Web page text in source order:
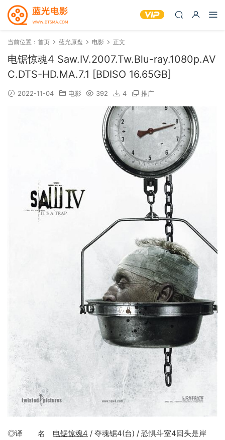
当前位置： 首页 蓝光原盘 电影 正文
电锯惊魂4 Saw.IV.2007.Tw.Blu-ray.1080p.AV
C.DTS-HD.MA.7.1 [BDISO 16.65GB]
2022-11-04 电影 392 4 推广
◎译 名 电锯惊魂4 / 夺魂锯4(台) / 恐惧斗室4回头是岸